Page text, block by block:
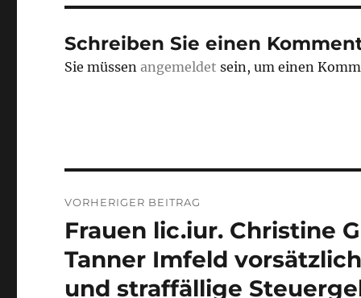
Schreiben Sie einen
Sie müssenangemeldet sein, um einen
Navigation
VORHERIGER BEITRAG
Vorheriger
Beitrag:
Frauen lic.iur. Christine
Tanner Imfeld
und straffällige